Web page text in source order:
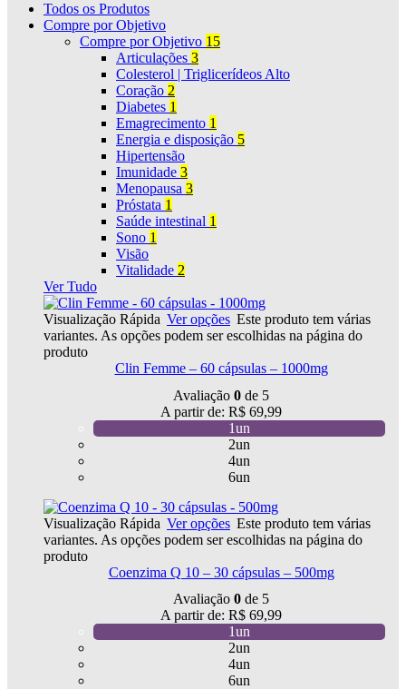
Todos os Produtos
Compre por Objetivo
Compre por Objetivo 15
Articulações 3
Colesterol | Triglicerídeos Alto
Coração 2
Diabetes 1
Emagrecimento 1
Energia e disposição 5
Hipertensão
Imunidade 3
Menopausa 3
Próstata 1
Saúde intestinal 1
Sono 1
Visão
Vitalidade 2
Ver Tudo
Visualização Rápida Ver opções Este produto tem várias
variantes. As opções podem ser escolhidas na página do
produto
Clin Femme – 60 cápsulas – 1000mg
Avaliação 0 de 5
A partir de: R$ 69,99
1un
2un
4un
6un
Visualização Rápida Ver opções Este produto tem várias
variantes. As opções podem ser escolhidas na página do
produto
Coenzima Q 10 – 30 cápsulas – 500mg
Avaliação 0 de 5
A partir de: R$ 69,99
1un
2un
4un
6un